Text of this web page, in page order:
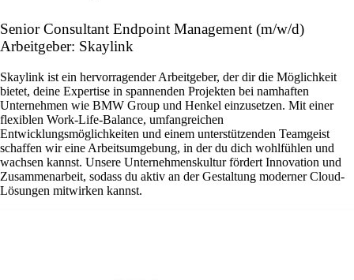
Senior Consultant Endpoint Management (m/w/d)
Arbeitgeber: Skaylink
Skaylink ist ein hervorragender Arbeitgeber, der dir die Möglichkeit
bietet, deine Expertise in spannenden Projekten bei namhaften
Unternehmen wie BMW Group und Henkel einzusetzen. Mit einer
flexiblen Work-Life-Balance, umfangreichen
Entwicklungsmöglichkeiten und einem unterstützenden Teamgeist
schaffen wir eine Arbeitsumgebung, in der du dich wohlfühlen und
wachsen kannst. Unsere Unternehmenskultur fördert Innovation und
Zusammenarbeit, sodass du aktiv an der Gestaltung moderner Cloud-
Lösungen mitwirken kannst.